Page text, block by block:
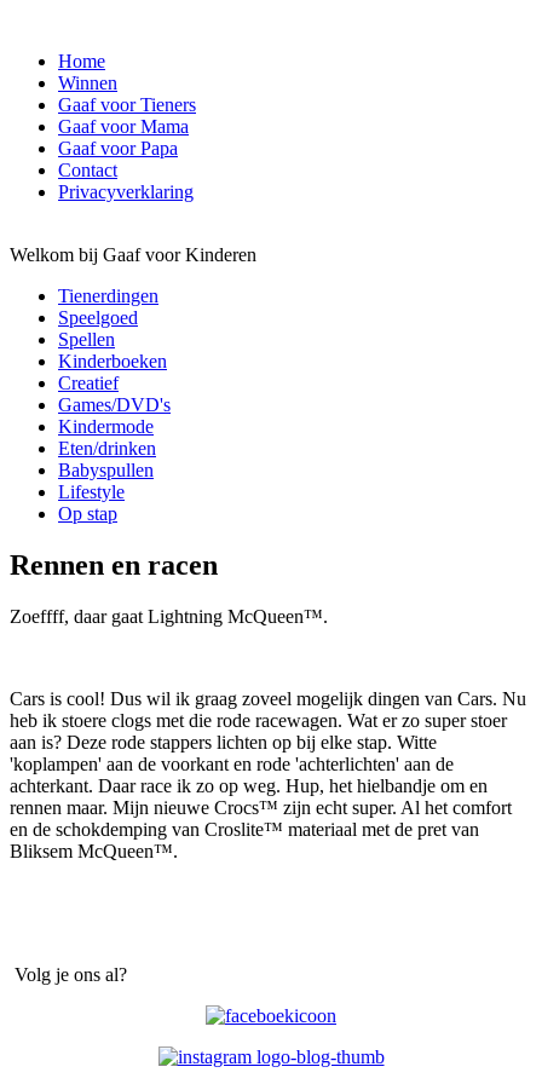
Home
Winnen
Gaaf voor Tieners
Gaaf voor Mama
Gaaf voor Papa
Contact
Privacyverklaring
Welkom bij Gaaf voor Kinderen
Tienerdingen
Speelgoed
Spellen
Kinderboeken
Creatief
Games/DVD's
Kindermode
Eten/drinken
Babyspullen
Lifestyle
Op stap
Rennen en racen
Zoeffff, daar gaat Lightning McQueen™.
Cars is cool! Dus wil ik graag zoveel mogelijk dingen van Cars. Nu
heb ik stoere clogs met die rode racewagen. Wat er zo super stoer
aan is? Deze rode stappers lichten op bij elke stap. Witte
'koplampen' aan de voorkant en rode 'achterlichten' aan de
achterkant. Daar race ik zo op weg. Hup, het hielbandje om en
rennen maar. Mijn nieuwe Crocs™ zijn echt super. Al het comfort
en de schokdemping van Croslite™ materiaal met de pret van
Bliksem McQueen™.
Volg je ons al?